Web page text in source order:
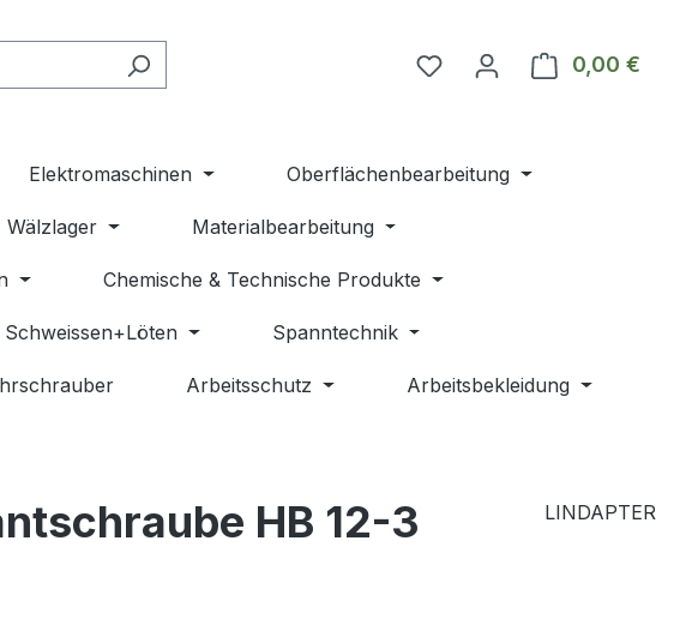
Du hast 0 Produkte auf
0,00 €
Elektromaschinen Oberflächenbearbeitung
Wälzlager Materialbearbeitung
Chemische & Technische Produkte
Schweissen+Löten Spanntechnik
Arbeitsschutz Arbeitsbekleidung
HB 12-3
LINDAPTER